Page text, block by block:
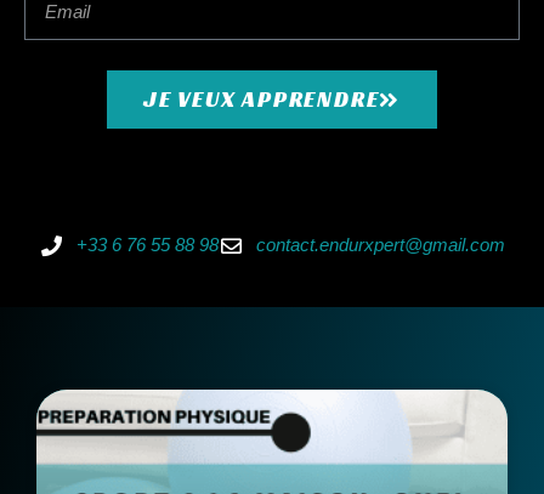
JE VEUX APPRENDRE
+33 6 76 55 88 98 contact.endurxpert@gmail.com